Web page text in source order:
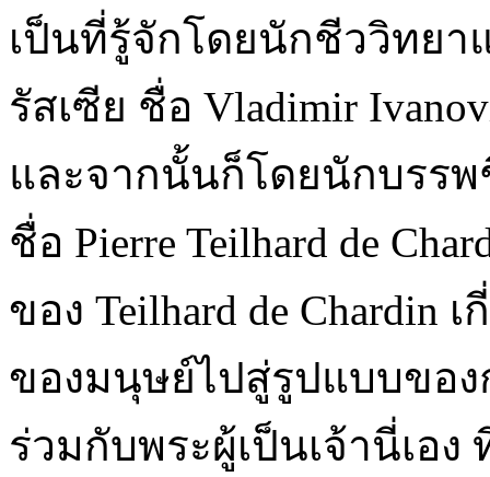
เป็นที่รู้จักโดยนักชีววิทยา
รัสเซีย ชื่อ Vladimir
และจากนั้นก็โดยนักบรร
ชื่อ Pierre Teilhard de
ของ Teilhard de
ของมนุษย์ไปสู่รูปแบบขอ
ร่วมกับพระผู้เป็นเจ้านี่เอ